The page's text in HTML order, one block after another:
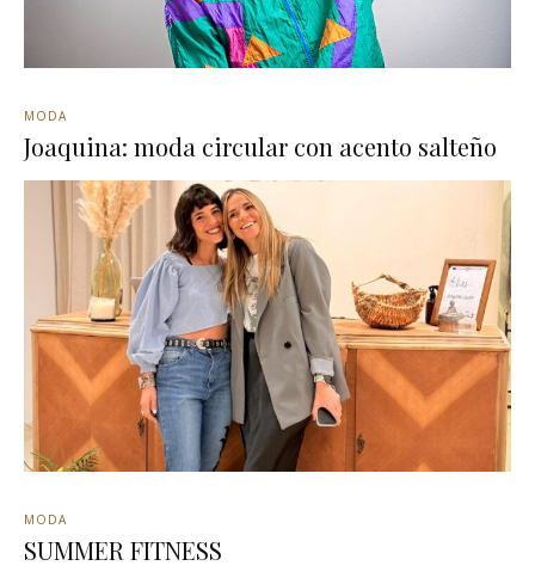
MODA
Joaquina: moda circular con acento salteño
MODA
SUMMER FITNESS